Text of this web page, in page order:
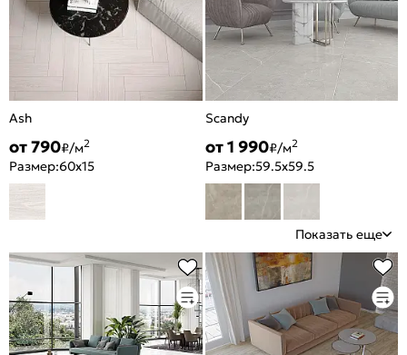
Ash
от 790₽/м2
Размер:60x15
Scandy
от 1 990₽/м2
Размер:59.5x59.5
Показать еще